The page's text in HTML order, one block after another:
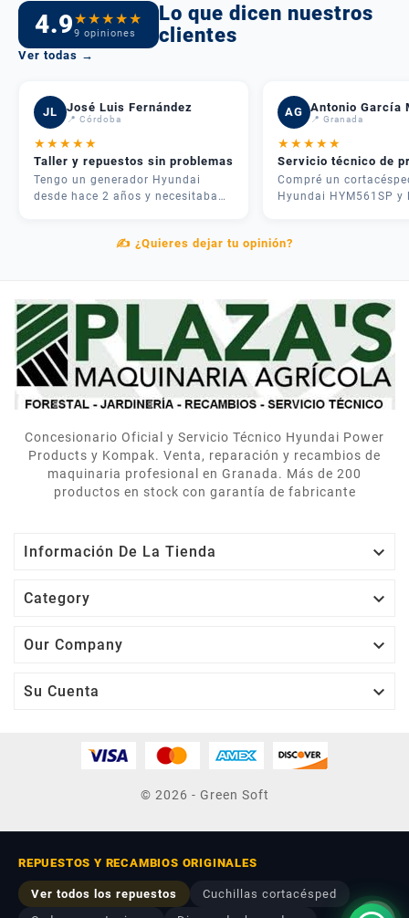
4.9★★★★★
9 opiniones
Lo que dicen nuestros
clientes
Ver todas →
JL José Luis Fernández
📍 Córdoba
★★★★★
Taller y repuestos sin problemas
Tengo un generador Hyundai
desde hace 2 años y necesitaba
claro y en 3 días lo tenía como
AG Antonio García
📍 Granada
★★★★★
Servicio técnico de
Compré un
Hyundai HYM561SP y
teléfono y me
explicó cómo usarlo
correctamente. Muy
contentos.
✍️ ¿Quieres dejar tu opinión?
Concesionario Oficial y Servicio Técnico Hyundai Power
Products y Kompak. Venta, reparación y recambios de
maquinaria profesional en Granada. Más de 200
productos en stock con garantía de fabricante
Información De La Tienda 
Category 
Our Company 
Su Cuenta 
© 2026 - Green Soft
REPUESTOS Y RECAMBIOS ORIGINALES
Ver todos los repuestos
Cuchillas cortacésped